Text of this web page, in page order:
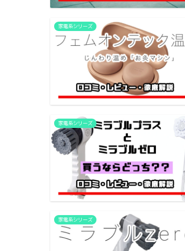
家電系シリーズ
家電系シリーズ
家電系シリーズ